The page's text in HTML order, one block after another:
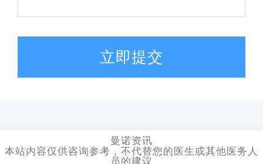
立即提交
曼诺资讯
本站内容仅供咨询参考，不代替您的医生或其他医务人
员的建议